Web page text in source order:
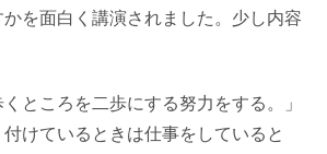
を面白く講演されました。少し内容
ところを二歩にする努力をする。」
けているときは仕事をしていると